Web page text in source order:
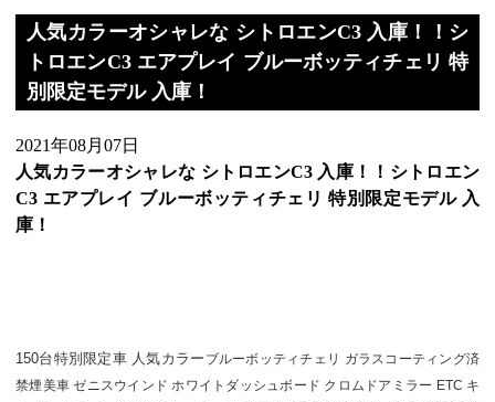
人気カラーオシャレな シトロエンC3 入庫！！シ
トロエンC3 エアプレイ ブルーボッティチェリ 特
別限定モデル 入庫！
2021年08月07日
人気カラーオシャレな シトロエンC3 入庫！！シトロエン
C3 エアプレイ ブルーボッティチェリ 特別限定モデル 入
庫！
150台特別限定車 人気カラー ブルーボッティチェリ ガラスコーティング済
禁煙美車 ゼニスウインド ホワイトダッシュボード クロムドアミラー ETC キ